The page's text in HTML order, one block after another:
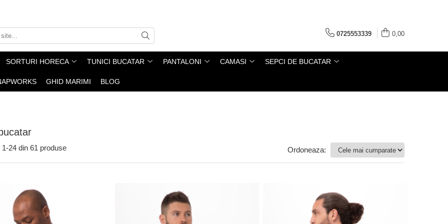
0725553339 0,00
SORTURI HORECA TUNICI BUCATAR PANTALONI CAMASI SEPCI DE BUCATAR
GHID MARIMI BLOG
1-24 din 61 produse Ordoneaza: